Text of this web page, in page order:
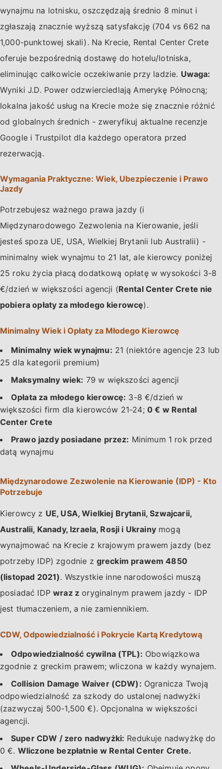
wynajmu na lotnisku, oszczędzają średnio 8 minut i
zgłaszają znacznie wyższą satysfakcję (704 vs 662 na
1,000-punktowej skali). Na Krecie, Rental Center Crete
oferuje bezpośrednią dostawę do hotelu/lotniska,
eliminując całkowicie oczekiwanie przy ladzie. Uwaga:
Wyniki J.D. Power odzwierciedlają Amerykę Północną;
lokalna jakość usług na Krecie może się znacznie różnić
od globalnych średnich - zweryfikuj aktualne recenzje
Google i Trustpilot dla każdego operatora przed
rezerwacją.
Wymagania Praktyczne: Wiek, Ubezpieczenie i Prawo
Jazdy
Potrzebujesz ważnego prawa jazdy (i
Międzynarodowego Zezwolenia na Kierowanie, jeśli
jesteś spoza UE, USA, Wielkiej Brytanii lub Australii) -
minimalny wiek wynajmu to 21 lat, ale kierowcy poniżej
25 roku życia płacą dodatkową opłatę w wysokości 3-8
€/dzień w większości agencji (Rental Center Crete nie
pobiera opłaty za młodego kierowcę).
Minimalny Wiek i Opłaty za Młodego Kierowcę
Minimalny wiek wynajmu: 21 (niektóre agencje 23 lub
25 dla kategorii premium)
Maksymalny wiek: 79 w większości agencji
Opłata za młodego kierowcę: 3-8 €/dzień w
większości firm dla kierowców 21-24; 0 € w Rental
Center Crete
Prawo jazdy posiadane przez: Minimum 1 rok przed
datą wynajmu
Międzynarodowe Zezwolenie na Kierowanie (IDP) - Kto
Potrzebuje
Kierowcy z UE, USA, Wielkiej Brytanii, Szwajcarii,
Australii, Kanady, Izraela, Rosji i Ukrainymogą
wynajmować na Krecie z krajowym prawem jazdy (bez
potrzeby IDP) zgodnie z greckim prawem 4850
(listopad 2021). Wszystkie inne narodowości muszą
posiadać IDPwraz z oryginalnym prawem jazdy - IDP
jest tłumaczeniem, a nie zamiennikiem.
CDW, Odpowiedzialność i Pokrycie Kartą Kredytową
Odpowiedzialność cywilna (TPL): Obowiązkowa
zgodnie z greckim prawem; wliczona w każdy wynajem.
Collision Damage Waiver (CDW): Ogranicza Twoją
odpowiedzialność za szkody do ustalonej nadwyżki
(zazwyczaj 500-1,500 €). Opcjonalna w większości
agencji.
Super CDW / zero nadwyżki: Redukuje nadwyżkę do
0 €. Wliczone bezpłatnie w Rental Center Crete.